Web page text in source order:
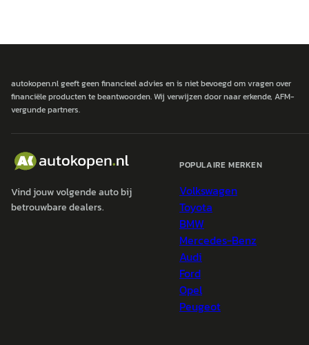
autokopen.nl geeft geen financieel advies en is niet bevoegd om vragen over
financiële producten te beantwoorden. Wij verwijzen door naar erkende, AFM-
vergunde partners.
Vind jouw volgende auto bij
betrouwbare dealers.
POPULAIRE MERKEN
Volkswagen
Toyota
BMW
Mercedes-Benz
Audi
Ford
Opel
Peugeot